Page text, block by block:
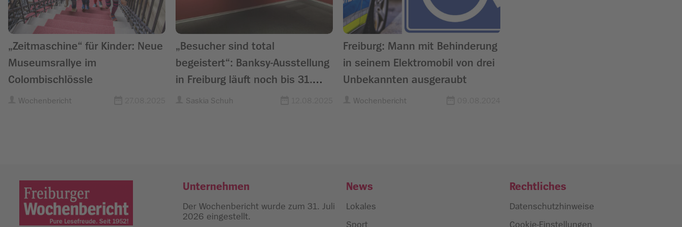
„Zeitmaschine“ für Kinder: Neue
Museumsrallye im
Colombischlössle
Wochenbericht
„Besucher sind total
begeistert“: Banksy-Ausstellung
in Freiburg läuft noch bis 31.
August
Saskia Schuh
Freiburg: Mann mit Behinderung
in seinem Elektromobil von drei
Unbekannten ausgeraubt
Wochenbericht
Unternehmen
Der Wochenbericht wurde zum 31. Juli
2026 eingestellt.
News
Lokales
Sport
Rechtliches
Datenschutzhinweise
Cookie-Einstellungen